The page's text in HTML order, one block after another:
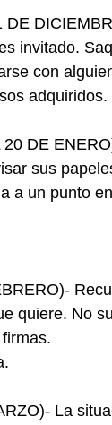
invitado.
con
adquiridos.
DE
sus
a un punto
quiere. No
La